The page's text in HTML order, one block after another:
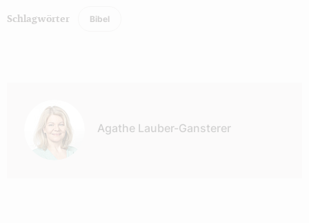
Schlagwörter Bibel
Agathe Lauber-Gansterer